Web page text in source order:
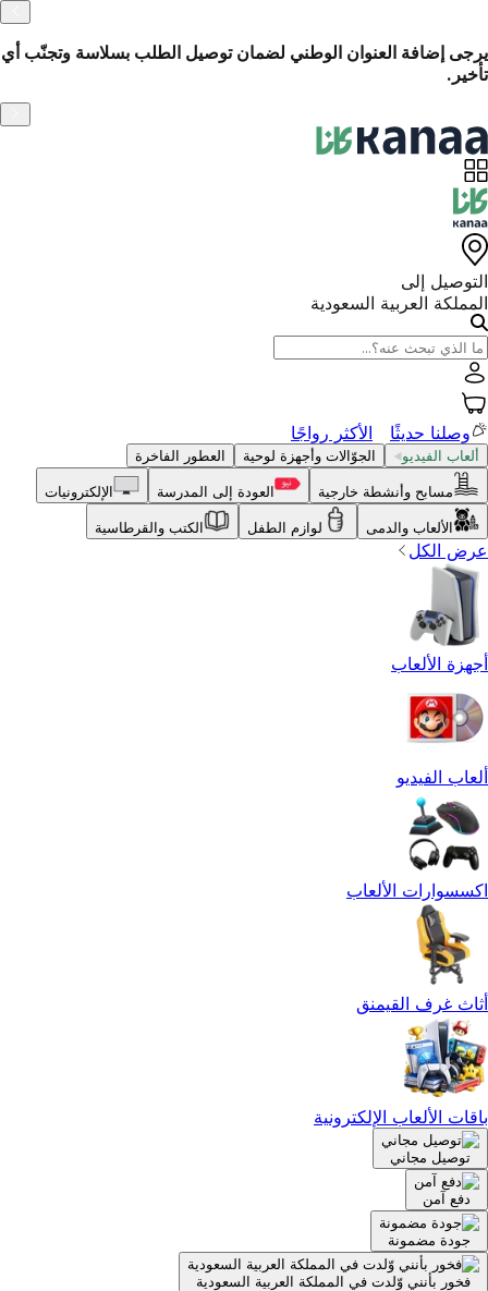
أي
التوصيل إلى
المملكة العربية السعودية
وصلنا حديثًا الأكثر رواجًا
ألعاب الفيديو الجوّالات وأجهزة لوحية العطور الفاخرة
مسابح وأنشطة خارجية العودة إلى المدرسة الإلكترونيات
الألعاب والدمى لوازم الطفل الكتب والقرطاسية
عرض الكل
أجهزة الألعاب
ألعاب الفيديو
اكسسوارات الألعاب
أثاث غرف القيمنق
باقات الألعاب الإلكترونية
توصيل مجاني
دفع آمن
جودة مضمونة
فخور بأنني وّلدت في المملكة العربية السعودية